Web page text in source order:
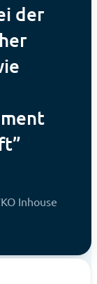
der
Inhouse